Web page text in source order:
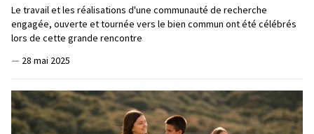
Le travail et les réalisations d'une communauté de recherche
engagée, ouverte et tournée vers le bien commun ont été célébrés
lors de cette grande rencontre
— 28 mai 2025